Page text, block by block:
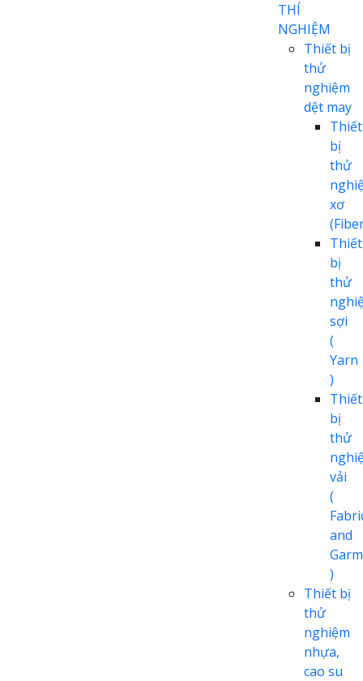
THÍ
NGHIỆM
Thiết bị
thử
nghiệm
dệt may
Thiết
bị
thử
xơ
Thiết
bị
thử
sợi
(
Yarn
)
Thiết
bị
thử
vải
(
and
)
Thiết bị
thử
nghiệm
nhựa,
cao su